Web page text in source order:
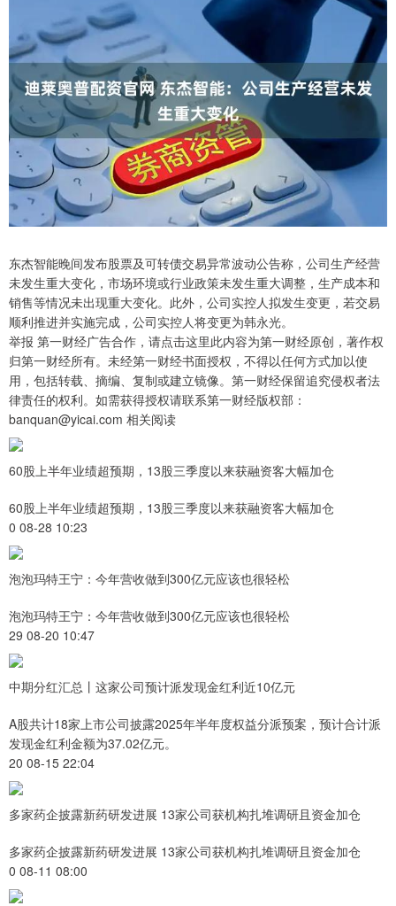
东杰智能晚间发布股票及可转债交易异常波动公告称，公司生产经营
未发生重大变化，市场环境或行业政策未发生重大调整，生产成本和
销售等情况未出现重大变化。此外，公司实控人拟发生变更，若交易
顺利推进并实施完成，公司实控人将变更为韩永光。
举报 第一财经广告合作，请点击这里此内容为第一财经原创，著作权
归第一财经所有。未经第一财经书面授权，不得以任何方式加以使
用，包括转载、摘编、复制或建立镜像。第一财经保留追究侵权者法
律责任的权利。如需获得授权请联系第一财经版权部：
banquan@yicai.com 相关阅读
60股上半年业绩超预期，13股三季度以来获融资客大幅加仓
60股上半年业绩超预期，13股三季度以来获融资客大幅加仓
0 08-28 10:23
泡泡玛特王宁：今年营收做到300亿元应该也很轻松
泡泡玛特王宁：今年营收做到300亿元应该也很轻松
29 08-20 10:47
中期分红汇总丨这家公司预计派发现金红利近10亿元
A股共计18家上市公司披露2025年半年度权益分派预案，预计合计派
发现金红利金额为37.02亿元。
20 08-15 22:04
多家药企披露新药研发进展 13家公司获机构扎堆调研且资金加仓
多家药企披露新药研发进展 13家公司获机构扎堆调研且资金加仓
0 08-11 08:00